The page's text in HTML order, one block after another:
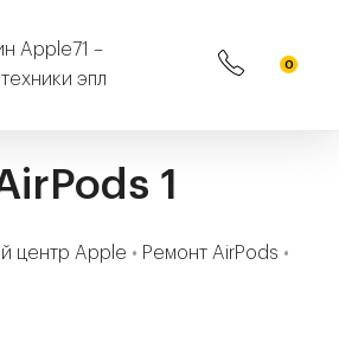
0
1
центр Apple • Ремонт AirPods •